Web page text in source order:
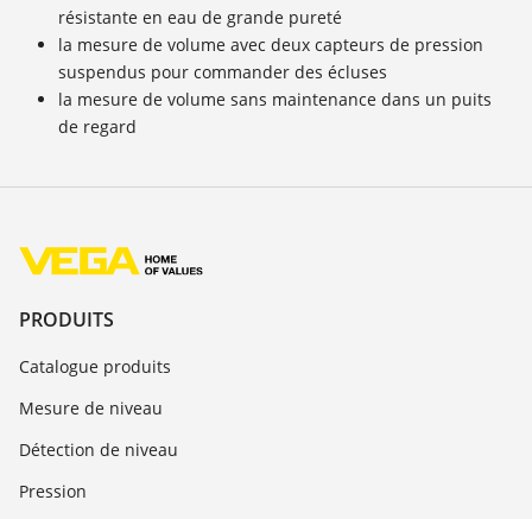
résistante en eau de grande pureté
la mesure de volume avec deux capteurs de pression
suspendus pour commander des écluses
la mesure de volume sans maintenance dans un puits
de regard
PRODUITS
Catalogue produits
Mesure de niveau
Détection de niveau
Pression